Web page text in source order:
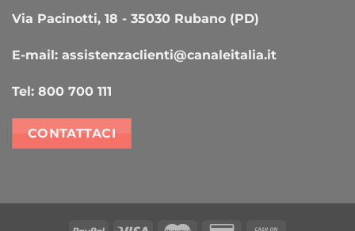
Via Pacinotti, 18 - 35030 Rubano (PD)
E-mail: assistenzaclienti@canaleitalia.it
Tel: 800 700 111
CONTATTACI